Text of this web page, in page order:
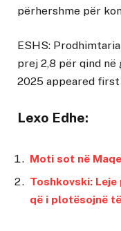
përhershme për
ESHS:
prej 2,8 për qind
2025 appeared first
Lexo Edhe:
Moti sot në
Toshkovski:
që i plotësojnë